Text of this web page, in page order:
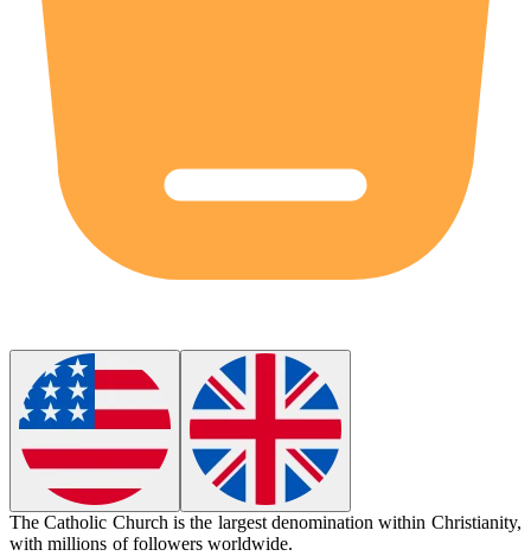
The Catholic Church is the largest denomination within Christianity,
with millions of followers worldwide.